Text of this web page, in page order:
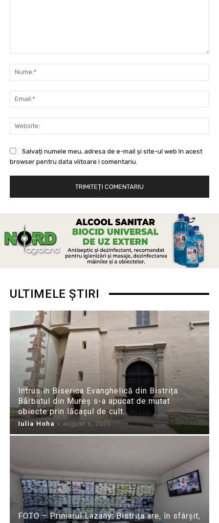
Salvați numele meu, adresa de e-mail și site-ul web în acest
browser pentru data viitoare i comentariu.
ULTIMELE ȘTIRI
Intrus în Biserica Evanghelică din Bistrița:
Bărbatul din Mureș s-a apucat de mutat
obiecte prin lăcașul de cult
Iulia Hoha - august 6, 2026
FOTO – Primarul Lazany: Bistrița are, în sfârșit,